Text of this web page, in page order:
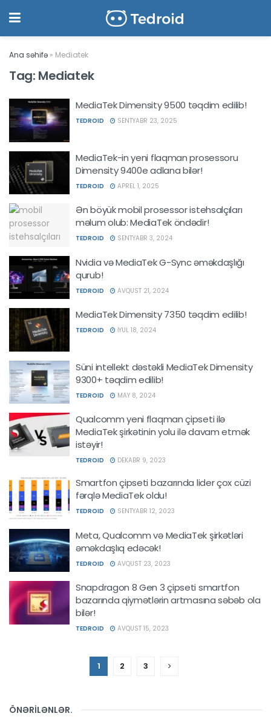
Ana səhifə » Mediatek
Tag: Mediatek
MediaTek Dimensity 9500 təqdim edilib!
TEDROID SENTYABR 23, 2025
MediaTek-in yeni flaqman prosessoru
Dimensity 9400e adlana bilər!
TEDROID APREL 1, 2025
Ən böyük mobil prosessor istehsalçıları
məlum olub: MediaTek öndədir!
TEDROID SENTYABR 3, 2024
Nvidia və MediaTek G-Sync əməkdaşlığı
qurub!
TEDROID AVQUST 21, 2024
MediaTek Dimensity 7350 təqdim edilib!
TEDROID İYUL 18, 2024
Süni intellekt dəstəkli MediaTek Dimensity
9300+ təqdim edilib!
TEDROID MAY 8, 2024
Qualcomm yeni flaqman çipseti ilə
MediaTek şirkətinin yolu ilə davam etmək
istəyir!
TEDROID DEKABR 9, 2023
Smartfon çipseti bazarında lider çox cüzi
fərqlə MediaTek oldu!
TEDROID SENTYABR 12, 2023
Meta, Qualcomm və MediaTek şirkətləri
əməkdaşlıq edəcək!
TEDROID AVQUST 23, 2023
Snapdragon 8 Gen 3 çipseti smartfon
bazarında qiymətlərin artmasına səbəb ola
bilər!
TEDROID AVQUST 15, 2023
1 2 3
ÖNƏRİLƏNLƏR.